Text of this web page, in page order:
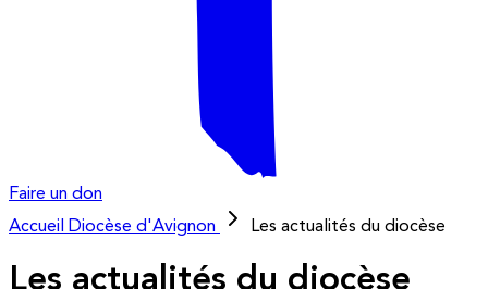
Faire un don
Accueil
Diocèse d'Avignon Les actualités du diocèse
Les actualités du diocèse